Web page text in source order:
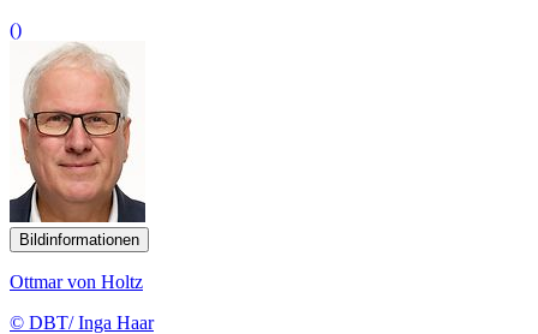
()
Bildinformationen
Ottmar von Holtz
© DBT/ Inga Haar